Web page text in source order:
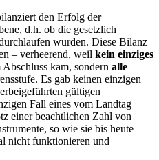
den Erfolg der
d.h. ob die gesetzlich
wurden. Diese Bilanz
– verheerend, weil kein einziges
kam, sondern alle
Es gab keinen einzigen
gültigen
Fall eines vom Landtag
einer beachtlichen Zahl von
so wie sie bis heute
nicht funktionieren und